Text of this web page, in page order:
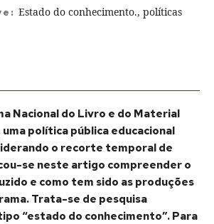
Estado do conhecimento., políticas
Nacional do Livro e do Material
política pública educacional
o recorte temporal de
se neste artigo compreender o
e como tem sido as produções
Trata-se de pesquisa
“estado do conhecimento”. Para